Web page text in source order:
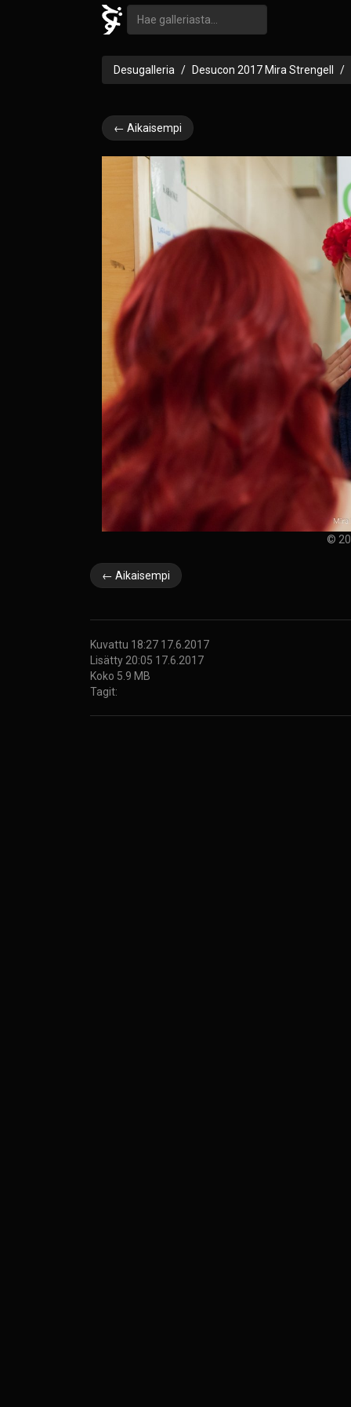
Desugalleria Desucon 2017 Mira Strengell
← Aikaisempi
©
← Aikaisempi
Kuvattu 18:27 17.6.2017
Lisätty 20:05 17.6.2017
Koko 5.9 MB
Tagit: